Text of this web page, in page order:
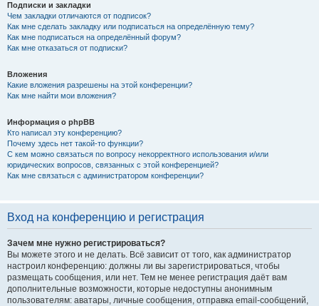
Подписки и закладки
Чем закладки отличаются от подписок?
Как мне сделать закладку или подписаться на определённую тему?
Как мне подписаться на определённый форум?
Как мне отказаться от подписки?
Вложения
Какие вложения разрешены на этой конференции?
Как мне найти мои вложения?
Информация о phpBB
Кто написал эту конференцию?
Почему здесь нет такой-то функции?
С кем можно связаться по вопросу некорректного использования и/или
юридических вопросов, связанных с этой конференцией?
Как мне связаться с администратором конференции?
Вход на конференцию и регистрация
Зачем мне нужно регистрироваться?
Вы можете этого и не делать. Всё зависит от того, как администратор
настроил конференцию: должны ли вы зарегистрироваться, чтобы
размещать сообщения, или нет. Тем не менее регистрация даёт вам
дополнительные возможности, которые недоступны анонимным
пользователям: аватары, личные сообщения, отправка email-сообщений,